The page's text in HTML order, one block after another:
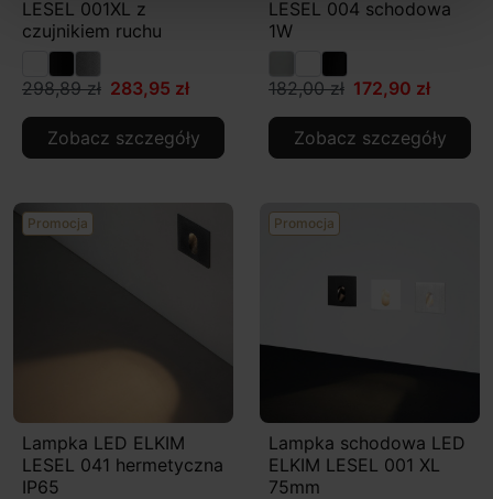
LESEL 001XL z
czujnikiem ruchu
298,89 zł 283,95 zł
Zobacz szczegóły
LESEL 004 schodowa
1W
182,00 zł 172,90 zł
Zobacz szczegóły
Promocja
Lampka LED ELKIM
LESEL 041 hermetyczna
IP65
Promocja
Lampka schodowa LED
ELKIM LESEL 001 XL
75mm